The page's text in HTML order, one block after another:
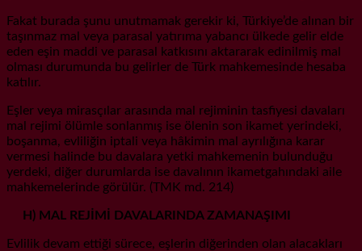
Fakat burada şunu unutmamak gerekir ki, Türkiye’de alınan bir
taşınmaz mal veya parasal yatırıma yabancı ülkede gelir elde
eden eşin maddi ve parasal katkısını aktararak edinilmiş mal
olması durumunda bu gelirler de Türk mahkemesinde hesaba
katılır.
Eşler veya mirasçılar arasında mal rejiminin tasfiyesi davaları
mal rejimi ölümle sonlanmış ise ölenin son ikamet yerindeki,
boşanma, evliliğin iptali veya hâkimin mal ayrılığına karar
vermesi halinde bu davalara yetki mahkemenin bulunduğu
yerdeki, diğer durumlarda ise davalının ikametgahındaki aile
mahkemelerinde görülür. (TMK md. 214)
H) MAL REJİMİ DAVALARINDA ZAMANAŞIMI
Evlilik devam ettiği sürece, eşlerin diğerinden olan alacakları